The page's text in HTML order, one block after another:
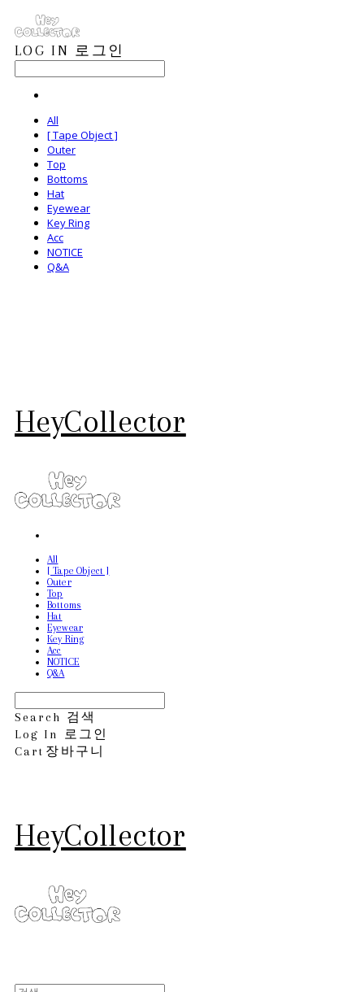
LOG IN 로그인
All
[ Tape Object ]
Outer
Top
Bottoms
Hat
Eyewear
Key Ring
Acc
NOTICE
Q&A
HeyCollector
All
[ Tape Object ]
Outer
Top
Bottoms
Hat
Eyewear
Key Ring
Acc
NOTICE
Q&A
Search 검색
Log In
로그인
Cart 장바구니
HeyCollector